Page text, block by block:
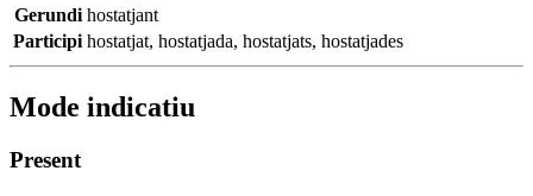
Gerundi hostatjant
Participi hostatjat, hostatjada, hostatjats, hostatjades
Mode indicatiu
Present